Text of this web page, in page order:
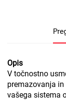
Opis
V točnostno
premazovanja
vašega sistema